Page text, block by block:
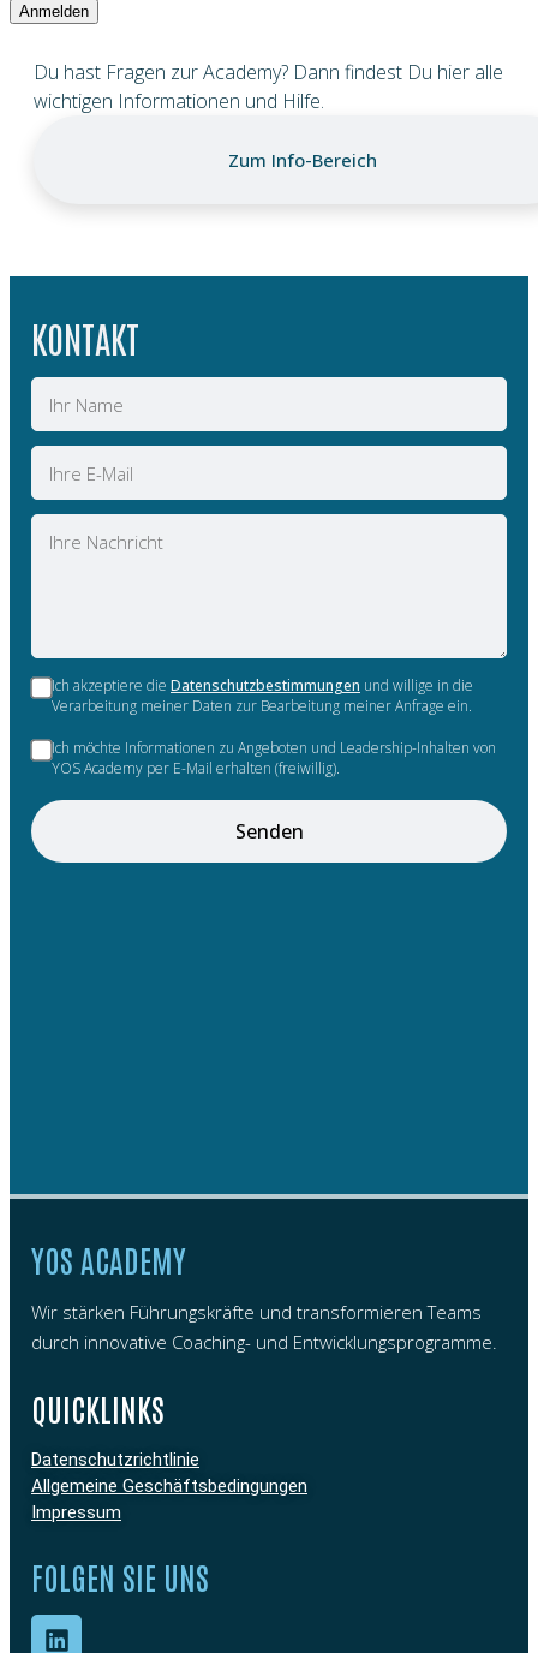
Anmelden
Du hast Fragen zur Academy? Dann findest Du hier alle
wichtigen Informationen und Hilfe.
Zum Info-Bereich
KONTAKT
Name
E-
Mail
Nachricht
Ich akzeptiere die Datenschutzbestimmungen und willige in die
Verarbeitung meiner Daten zur Bearbeitung meiner Anfrage ein.
Ich möchte Informationen zu Angeboten und Leadership-Inhalten von
YOS Academy per E-Mail erhalten (freiwillig).
Senden
YOS ACADEMY
Wir stärken Führungskräfte und transformieren Teams
durch innovative Coaching- und Entwicklungsprogramme.
QUICKLINKS
Datenschutzrichtlinie
Allgemeine Geschäftsbedingungen
Impressum
FOLGEN SIE UNS